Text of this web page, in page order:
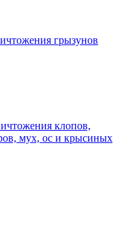
грызунов
клопов,
мух, ос и крысиных